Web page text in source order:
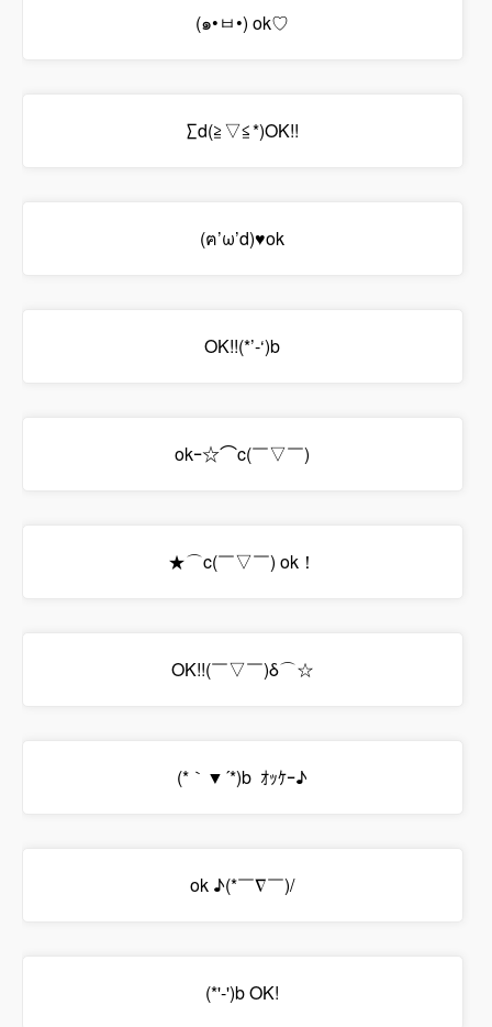
(๑•ㅂ•) ok♡
∑d(≧▽≦*)OK!!
(ฅ’ω’d)♥ok
OK!!(*’-‘)b
okｰ☆⌒c(￣▽￣)
★⌒c(￣▽￣) ok！
OK!!(￣▽￣)δ⌒☆
(*｀▼´*)b ｵｯｹｰ♪
ok ♪(*￣∇￣)/
(*'-')b OK!